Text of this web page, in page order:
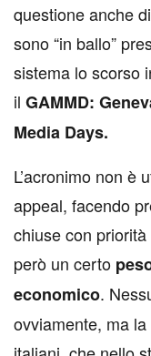
questione anche
sono “in ballo”
sistema lo scorso
il GAMMD:
Media Days.
L’acronimo non è
appeal, facendo
chiuse con
però un certo
economico.
ovviamente, ma